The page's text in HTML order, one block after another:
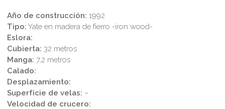
Año de construcción: 1992
Tipo: Yate en madera de fierro -iron wood-
Eslora:
Cubierta: 32 metros
Manga: 7,2 metros
Calado:
Desplazamiento:
Superficie de velas: –
Velocidad de crucero: